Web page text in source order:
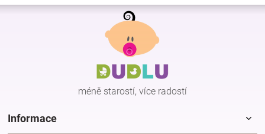
Z
méně starostí, více radostí
Informace